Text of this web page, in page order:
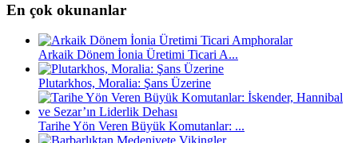
En çok okunanlar
Arkaik Dönem İonia Üretimi Ticari A...
Plutarkhos, Moralia: Şans Üzerine
Tarihe Yön Veren Büyük Komutanlar: ...